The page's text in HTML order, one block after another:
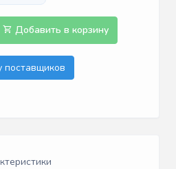
Добавить в корзину
поставщиков